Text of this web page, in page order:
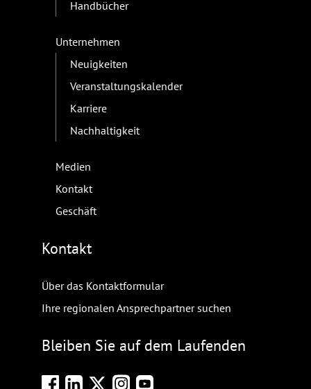
Handbücher
Unternehmen
Neuigkeiten
Veranstaltungskalender
Karriere
Nachhaltigkeit
Medien
Kontakt
Geschäft
Kontakt
Über das Kontaktformular
Ihre regionalen Ansprechpartner suchen
Bleiben Sie auf dem Laufenden